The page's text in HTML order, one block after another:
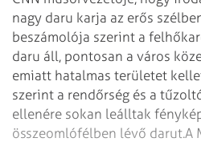
nagy daru karja az erős
beszámolója szerint a
daru áll, pontosan a város
emiatt hatalmas területet
szerint a rendőrség és a
ellenére sokan leálltak
összeomlófélben lévő darut.A